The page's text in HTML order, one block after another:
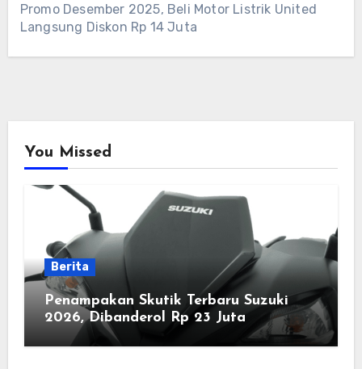
Promo Desember 2025, Beli Motor Listrik United
Langsung Diskon Rp 14 Juta
You Missed
Berita
Penampakan Skutik Terbaru Suzuki
2026, Dibanderol Rp 23 Juta